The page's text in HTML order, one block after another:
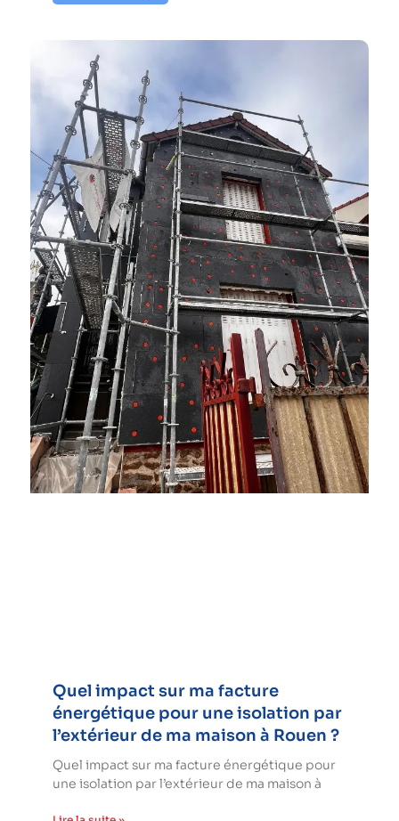
Quel impact sur ma facture
énergétique pour une isolation par
l’extérieur de ma maison à Rouen ?
Quel impact sur ma facture énergétique pour
une isolation par l’extérieur de ma maison à